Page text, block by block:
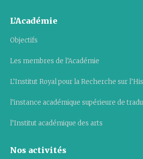
L’Académie
Objectifs
Les membres de l’Académie
L’Institut Royal pour la Recherche sur
l’instance académique supérieure de
l’Institut académique des arts
Nos activités